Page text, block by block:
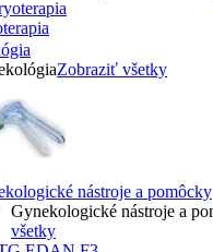
Zobraziť všetky
nástroje a pomôcky
Gynekologické nástroje a
všetky